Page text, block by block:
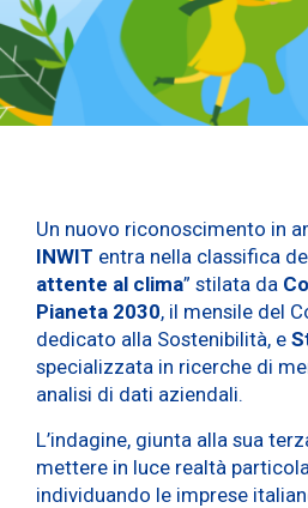
Un nuovo riconoscimento in
INWIT entra nella classifica
attente al clima” stilata da
Pianeta 2030, il mensile del
dedicato alla Sostenibilità, e
specializzata in ricerche di
analisi di dati aziendali.
L’indagine, giunta alla sua
mettere in luce realtà
individuando le imprese